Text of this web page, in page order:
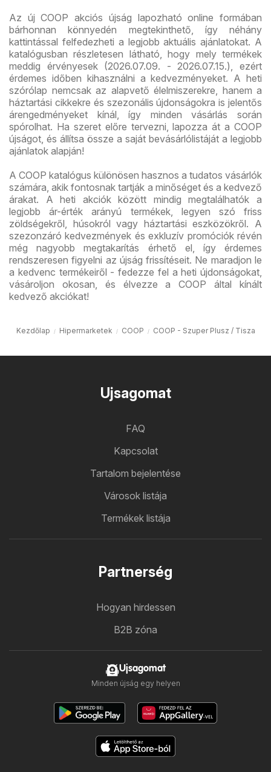
Az új COOP akciós újság lapozható online formában
bárhonnan könnyedén megtekinthető, így néhány
kattintással felfedezheti a legjobb aktuális ajánlatokat. A
katalógusban részletesen látható, hogy mely termékek
meddig érvényesek (2026.07.09. - 2026.07.15.), ezért
érdemes időben kihasználni a kedvezményeket. A heti
szórólap nemcsak az alapvető élelmiszerekre, hanem a
háztartási cikkekre és szezonális újdonságokra is jelentős
árengedményeket kínál, így minden vásárlás során
spórolhat. Ha szeret előre tervezni, lapozza át a COOP
újságot, és állítsa össze a saját bevásárlólistáját a legjobb
ajánlatok alapján!
A COOP katalógus különösen hasznos a tudatos vásárlók
számára, akik fontosnak tartják a minőséget és a kedvező
árakat. A heti akciók között mindig megtalálhatók a
legjobb ár-érték arányú termékek, legyen szó friss
zöldségekről, húsokról vagy háztartási eszközökről. A
szezonzáró kedvezmények és exkluzív promóciók révén
még nagyobb megtakarítás érhető el, így érdemes
rendszeresen figyelni az újság frissítéseit. Ne maradjon le
a kedvenc termékeiről - fedezze fel a heti újdonságokat,
vásároljon okosan, és élvezze a COOP által kínált
kedvező akciókat!
Kezdőlap Hipermarketek COOP COOP - Szuper Plusz / Tisza
Ujsagomat
FAQ
Kapcsolat
Tartalom bejelentése
Városok listája
Termékek listája
Partnerség
Hogyan hirdessen
B2B zóna
Ujsagomat
Minden újság egy helyen